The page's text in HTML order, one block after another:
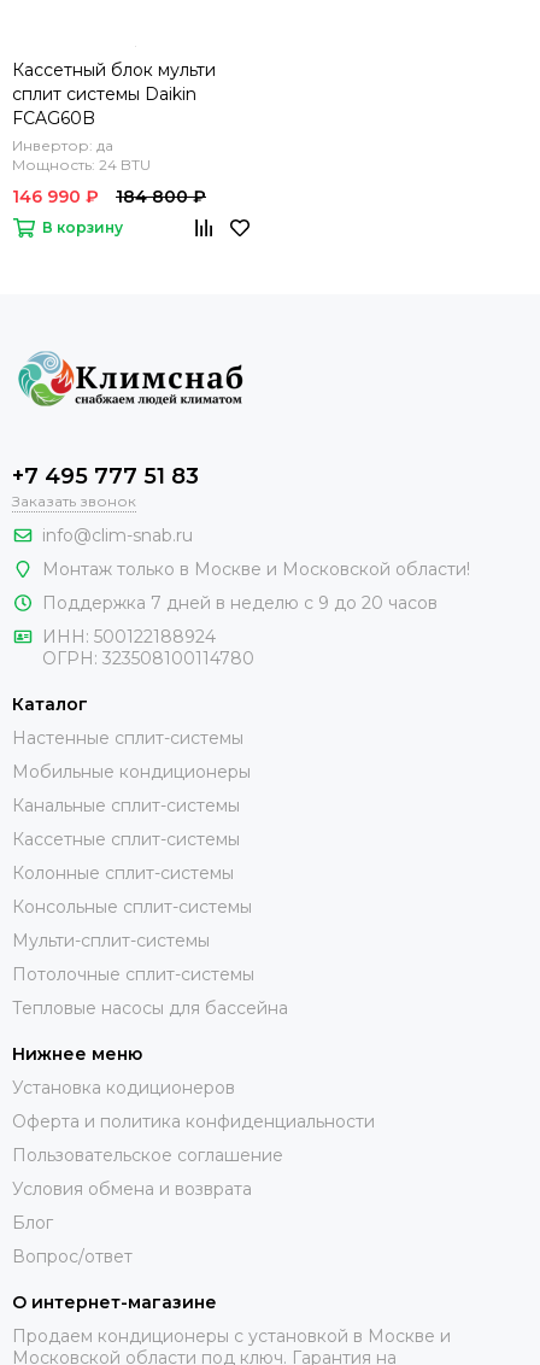
Кассетный блок мульти
сплит системы Daikin
FCAG60B
Инвертор: да
Мощность: 24 BTU
146 990 ₽ 184 800 ₽
В корзину
+7 495 777 51 83
Заказать звонок
info@clim-snab.ru
Монтаж только в Москве и Московской области!
Поддержка 7 дней в неделю с 9 до 20 часов
ИНН: 500122188924
ОГРН: 323508100114780
Каталог
Настенные сплит-системы
Мобильные кондиционеры
Канальные сплит-системы
Кассетные сплит-системы
Колонные сплит-системы
Консольные сплит-системы
Мульти-сплит-системы
Потолочные сплит-системы
Тепловые насосы для бассейна
Нижнее меню
Установка кодиционеров
Оферта и политика конфиденциальности
Пользовательское соглашение
Условия обмена и возврата
Блог
Вопрос/ответ
О интернет-магазине
Продаем кондиционеры с установкой в Москве и
Московской области под ключ. Гарантия на